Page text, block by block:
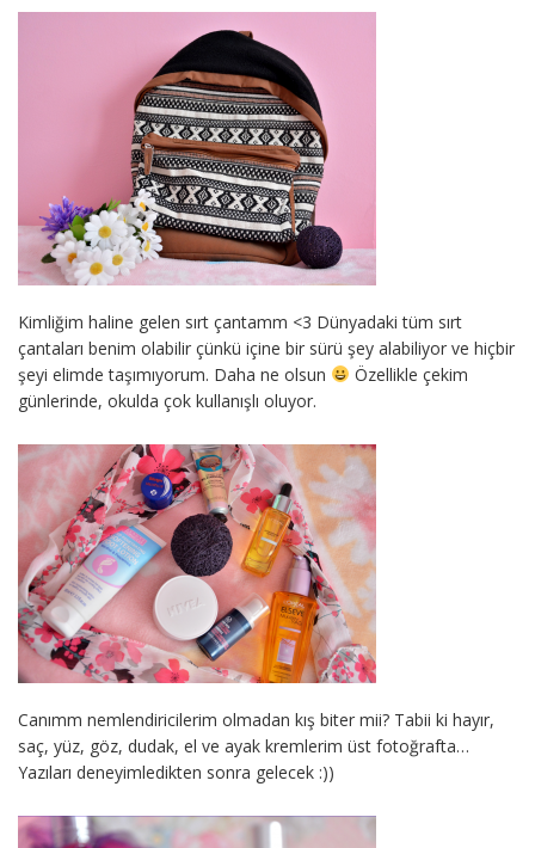
Kimliğim haline gelen sırt çantamm <3 Dünyadaki tüm sırt
çantaları benim olabilir çünkü içine bir sürü şey alabiliyor ve hiçbir
şeyi elimde taşımıyorum. Daha ne olsun
Özellikle çekim
günlerinde, okulda çok kullanışlı oluyor.
Canımm nemlendiricilerim olmadan kış biter mii? Tabii ki hayır,
saç, yüz, göz, dudak, el ve ayak kremlerim üst fotoğrafta…
Yazıları deneyimledikten sonra gelecek :))